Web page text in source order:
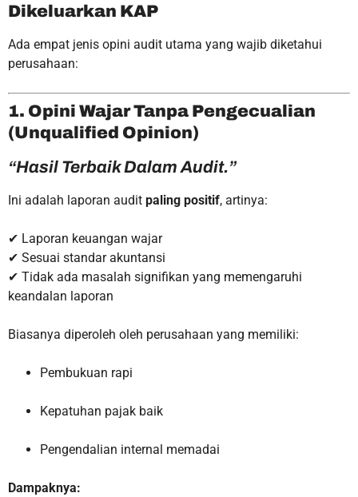
Dikeluarkan KAP
Ada empat jenis opini audit utama yang wajib diketahui
perusahaan:
1. Opini Wajar Tanpa Pengecualian
(Unqualified Opinion)
“Hasil Terbaik Dalam Audit.”
Ini adalah laporan audit paling positif, artinya:
✔ Laporan keuangan wajar
✔ Sesuai standar akuntansi
✔ Tidak ada masalah signifikan yang memengaruhi
keandalan laporan
Biasanya diperoleh oleh perusahaan yang memiliki:
Pembukuan rapi
Kepatuhan pajak baik
Pengendalian internal memadai
Dampaknya: